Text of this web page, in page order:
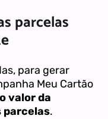
parcelas
para gerar
Meu Cartão
valor da
parcelas.